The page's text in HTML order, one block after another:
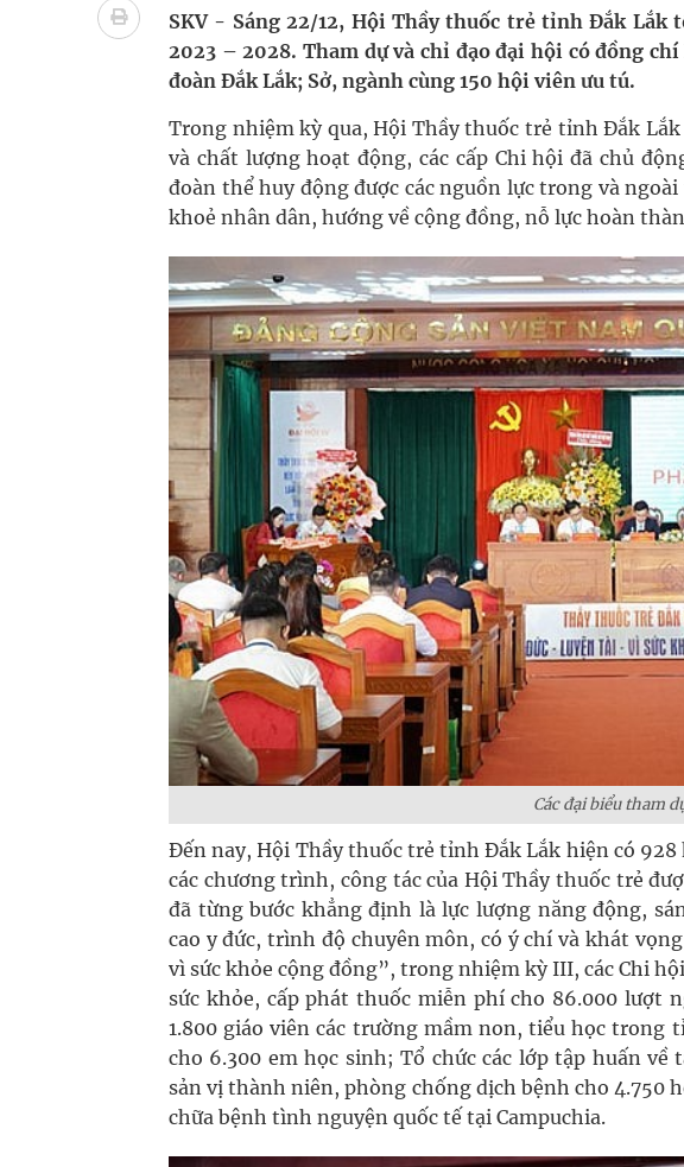
Nhiều lợi thế để nâng chất lượng y tế
Vương Thành Công: Khi việc học bắt đầu từ trải nghiệm thực tế
Tầm soát sớm ung thư vú giúp cứu sống hàng nghìn phụ nữ mỗi
Giải pháp nâng cao thị lực thời hiện đại
SKV - Sáng 22/12, Hội Thầy thuốc trẻ tỉnh Đắk
2023 – 2028. Tham dự và chỉ đạo đại hội có đồng
đoàn Đắk Lắk; Sở, ngành cùng 150 hội viên ưu tú.
Trong nhiệm kỳ qua, Hội Thầy thuốc trẻ tỉnh Đắk
và chất lượng hoạt động, các cấp Chi hội đã chủ
đoàn thể huy động được các nguồn lực trong và
khoẻ nhân dân, hướng về cộng đồng, nỗ lực hoàn
Các đại biểu tham
Đến nay, Hội Thầy thuốc trẻ tỉnh Đắk Lắk hiện có
các chương trình, công tác của Hội Thầy thuốc trẻ
đã từng bước khẳng định là lực lượng năng động,
cao y đức, trình độ chuyên môn, có ý chí và khát
vì sức khỏe cộng đồng”, trong nhiệm kỳ III, các Chi
sức khỏe, cấp phát thuốc miễn phí cho 86.000 lượt
1.800 giáo viên các trường mầm non, tiểu học trong
cho 6.300 em học sinh; Tổ chức các lớp tập huấn
sản vị thành niên, phòng chống dịch bệnh cho 4.750
chữa bệnh tình nguyện quốc tế tại Campuchia.